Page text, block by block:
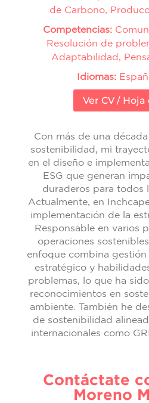
de Carbono,
Competencias:
Resolución de
Adaptabilidad,
Idiomas:
Ver CV / Hoja
Con más de una
sostenibilidad, mi
en el diseño e
ESG que generan
duraderos para todos
Actualmente, en
implementación de la
Responsable en varios
operaciones
enfoque combina gestión
estratégico y
problemas, lo que ha
reconocimientos en
ambiente. También he
de sostenibilidad
internacionales como
Contáctate
Moreno